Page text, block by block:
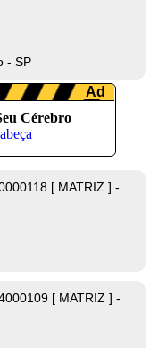
- SP
[ MATRIZ ] -
[ MATRIZ ] -